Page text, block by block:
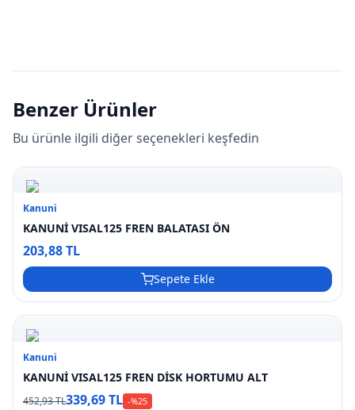
Benzer Ürünler
Bu ürünle ilgili diğer seçenekleri keşfedin
Kanuni
KANUNİ VISAL125 FREN BALATASI ÖN
203,88 TL
Sepete Ekle
Kanuni
KANUNİ VISAL125 FREN DİSK HORTUMU ALT
452,93 TL339,69 TL -%25